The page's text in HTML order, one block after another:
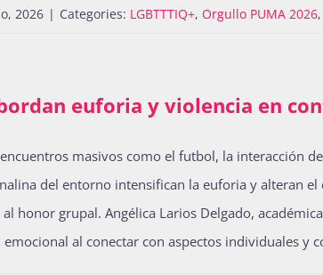
2026 | Categories: LGBTTTIQ+, Orgullo PUMA 2026,
euforia y violencia en
encuentros masivos como el futbol, la interacción
del entorno intensifican la euforia y alteran
honor grupal. Angélica Larios Delgado,
al conectar con aspectos individuales